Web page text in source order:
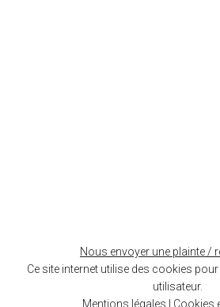
Leaflet| ©OpenStreetMap
Nous envoyer une plainte /
Ce site internet utilise des cookies
utilisateur.
Mentions légales
Cookies